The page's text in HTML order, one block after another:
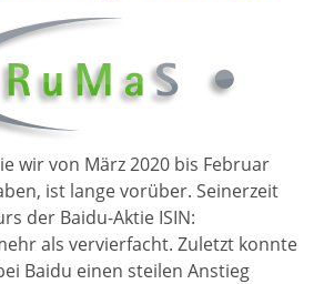
wir von März 2020 bis Februar
ist lange vorüber. Seinerzeit
der Baidu-Aktie ISIN:
als vervierfacht. Zuletzt konnte
Baidu einen steilen Anstieg